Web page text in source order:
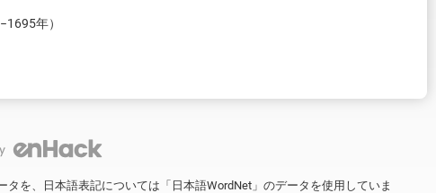
年）
を、日本語表記については「日本語WordNet」のデータを使用していま